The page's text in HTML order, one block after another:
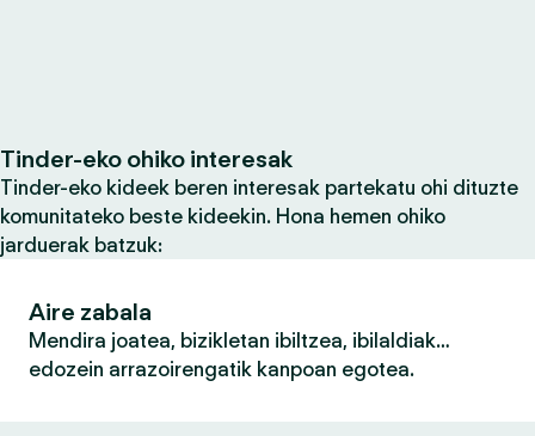
Tinder-eko ohiko interesak
Tinder-eko kideek beren interesak partekatu ohi dituzte
komunitateko beste kideekin. Hona hemen ohiko
jarduerak batzuk:
Aire zabala
Mendira joatea, bizikletan ibiltzea, ibilaldiak…
edozein arrazoirengatik kanpoan egotea.